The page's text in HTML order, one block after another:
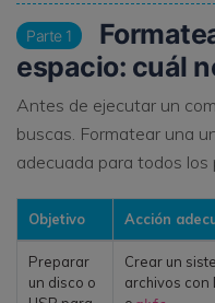
Parte 1
espacio: cuál
Antes de ejecutar un
buscas. Formatear una
adecuada para todos los
Objetivo Acción
Preparar
un disco o
Crear un
archivos con